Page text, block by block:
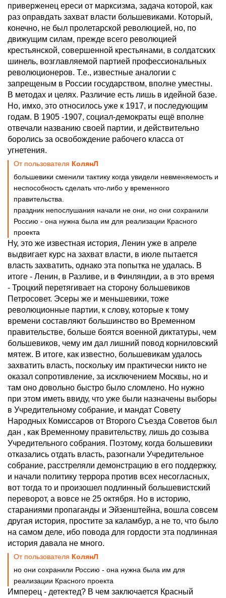
приверженец ереси от марксизма, задача которой, как
раз оправдать захват власти большевиками. Который,
конечно, не был пролетарской революцией, но, по
движущим силам, прежде всего революцией
крестьянской, совершенной крестьянами, в солдатских
шинель, возглавляемой партией профессиональных
революционеров. Т.е., известные аналогии с
запрещеным в России государством, вполне уместны.
В методах и целях. Различие есть лишь в идейной базе.
Но, имхо, это относилось уже к 1917, и последующим
годам. В 1905 -1907, социал-демократы ещё вполне
отвечали названию своей партии, и действительно
боролись за освобождение рабочего класса от
угнетения.
От пользователя КолянЛ
большевики сменили тактику когда увидели невменяемость и
неспособность сделать что-либо у временного
правительства.
праздник непослушания начали не они, но они сохранили
Россию - она нужна была им для реализации Красного
проекта
Ну, это же известная история, Ленин уже в апреле
выдвигает курс на захват власти, в июле пытается
власть захватить, однако эта попытка не удалась. В
итоге - Ленин, в Разливе, и в Финляндии, а в это время
- Троцкий перетягивает на сторону большевиков
Петросовет. Эсеры же и меньшевики, тоже
революционные партии, к слову, которые к тому
времени составляют большинство во Временном
правительстве, больше боятся военной диктатуры, чем
большевиков, чему им дал лишний повод корниловский
мятеж. В итоге, как известно, большевикам удалось
захватить власть, поскольку им практически никто не
оказал сопротивление, за исключением Москвы, но и
там оно довольно быстро было сломлено. Но нужно
при этом иметь ввиду, что уже были назначены выборы
в Учредительному собрание, и мандат Совету
Народных Комиссаров от Второго Съезда Советов был
дан , как Временному правительству, лишь до созыва
Учредительного собрания. Поэтому, когда большевики
отказались отдать власть, разогнали Учредительное
собрание, расстреляли демонстрацию в его поддержку,
и начали политику террора против всех несогласных,
вот тогда то и произошел подлинный большевистский
переворот, а вовсе не 25 октября. Но в историю,
стараниями пропаганды и Эйзенштейна, вошла совсем
другая история, простите за каламбур, а не то, что было
на самом деле, ибо повода для гордости эта подлинная
история давала не много.
От пользователя КолянЛ
но они сохранили Россию - она нужна была им для
реализации Красного проекта
Имперец - детектед? В чем заключается Красный